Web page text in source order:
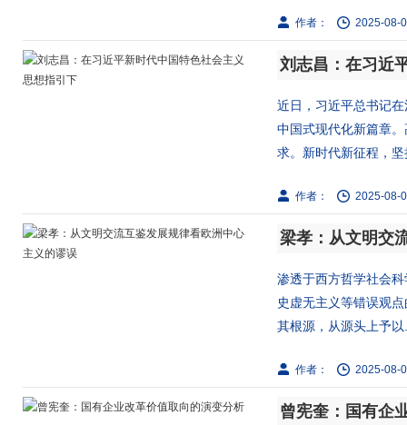
作者： 2025-08-
刘志昌：在习近
近日，习近平总书记
中国式现代化新篇章
求。新时代新征程，
作者： 2025-08-
梁孝：从文明交
渗透于西方哲学社会科
史虚无主义等错误观
其根源，从源头上予以
作者： 2025-08-
曾宪奎：国有企